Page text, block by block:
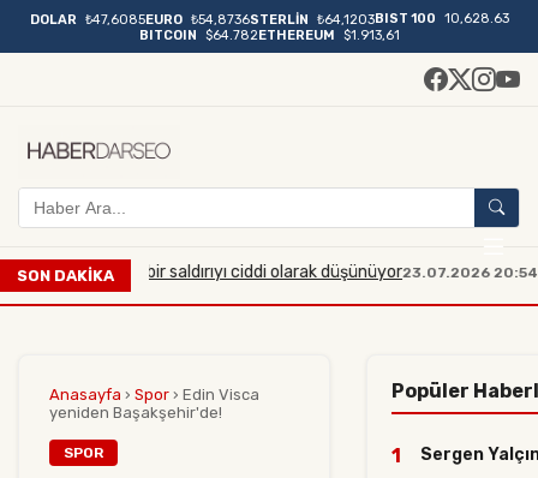
DOLAR ₺47,6085EURO ₺54,8736STERLİN ₺64,1203BIST 100
10,628.63
BITCOIN
$64.782ETHEREUM $1.913,61
SON DAKİKA
çaplı bir saldırıyı ciddi olarak düşünüyor23.07.2026 20:54
Anasayfa › Spor › Edin Visca
yeniden Başakşehir'de!
SPOR
Popüler
1 Sergen